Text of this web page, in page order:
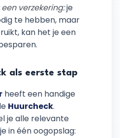
verzekering:je
te hebben, maar
kan het je een
als eerste stap
heeft een handige
Huurcheck.
je alle relevante
in één oogopslag: